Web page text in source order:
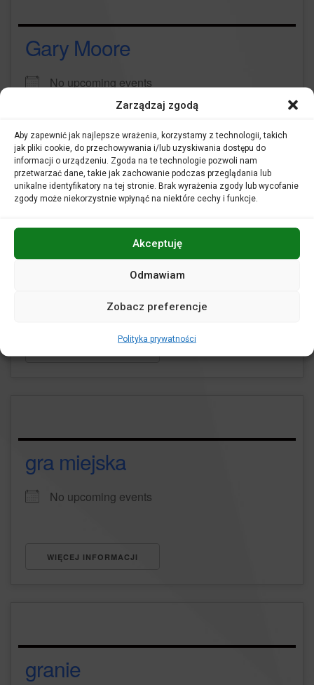
Zarządzaj zgodą
Aby zapewnić jak najlepsze wrażenia, korzystamy z technologii, takich
jak pliki cookie, do przechowywania i/lub uzyskiwania dostępu do
informacji o urządzeniu. Zgoda na te technologie pozwoli nam
przetwarzać dane, takie jak zachowanie podczas przeglądania lub
unikalne identyfikatory na tej stronie. Brak wyrażenia zgody lub wycofanie
zgody może niekorzystnie wpłynąć na niektóre cechy i funkcje.
Akceptuję
Odmawiam
Zobacz preferencje
Polityka prywatności
Gary Moore
No upcoming events
WIĘCEJ INFORMACJI
gitara klasyczna
gra miejska
No upcoming events
WIĘCEJ INFORMACJI
granie